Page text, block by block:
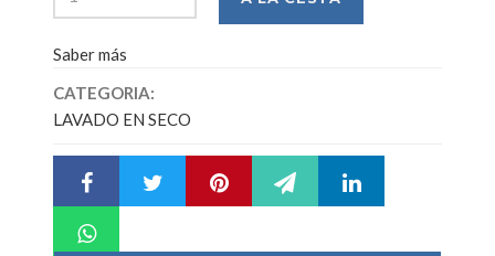
Saber más
CATEGORIA:
LAVADO EN SECO